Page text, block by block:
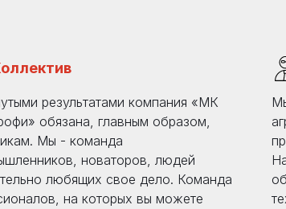
результатами компания «МК
обязана, главным образом,
Мы - команда
новаторов, людей
любящих свое дело. Команда
на которых вы можете